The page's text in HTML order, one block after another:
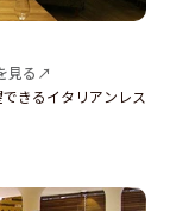
見る↗
きるイタリアンレス